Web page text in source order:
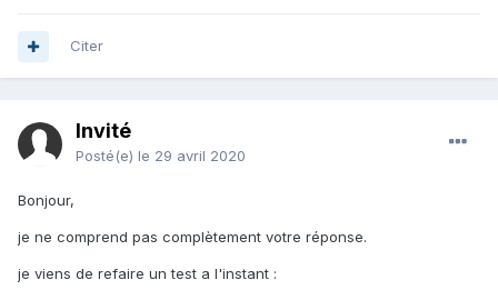
Citer
Invité
Posté(e) le 29 avril 2020
Bonjour,
je ne comprend pas complètement votre réponse.
je viens de refaire un test a l'instant :